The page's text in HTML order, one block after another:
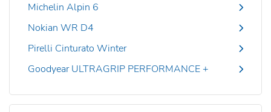
Michelin Alpin 6
Nokian WR D4
Pirelli Cinturato Winter
Goodyear ULTRAGRIP PERFORMANCE +